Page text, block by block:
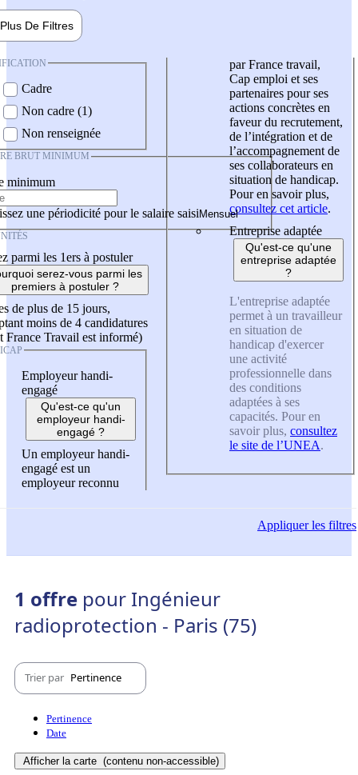
Plus De Filtres
Cadre
Non cadre (1)
Non renseignée
BRUT MINIMUM
minimum
une périodicité pour le salaire saisi
parmi les 1ers à postuler
serez-vous parmi les
premiers à postuler ?
de plus de 15 jours,
moins de 4 candidatures
France Travail est informé)
Employeur handi-
engagé
Qu'est-ce qu'un
employeur handi-
engagé ?
Un employeur handi-
engagé est un
employeur reconnu
par France travail,
Cap emploi et ses
partenaires pour ses
actions concrètes en
faveur du recrutement,
de l’intégration et de
l’accompagnement de
ses collaborateurs en
situation de handicap.
Pour en savoir plus,
consultez cet article.
Entreprise adaptée
Qu'est-ce qu'une
entreprise adaptée
?
L'entreprise adaptée
permet à un travailleur
en situation de
handicap d'exercer
une activité
professionnelle dans
des conditions
adaptées à ses
capacités. Pour en
savoir plus, consultez
le site de l’UNEA.
Appliquerles filtres
1 offre pour Ingénieur
radioprotection - Paris (75)
Trier par Pertinence
Pertinence
Date
Afficher la carte (contenu non-accessible)